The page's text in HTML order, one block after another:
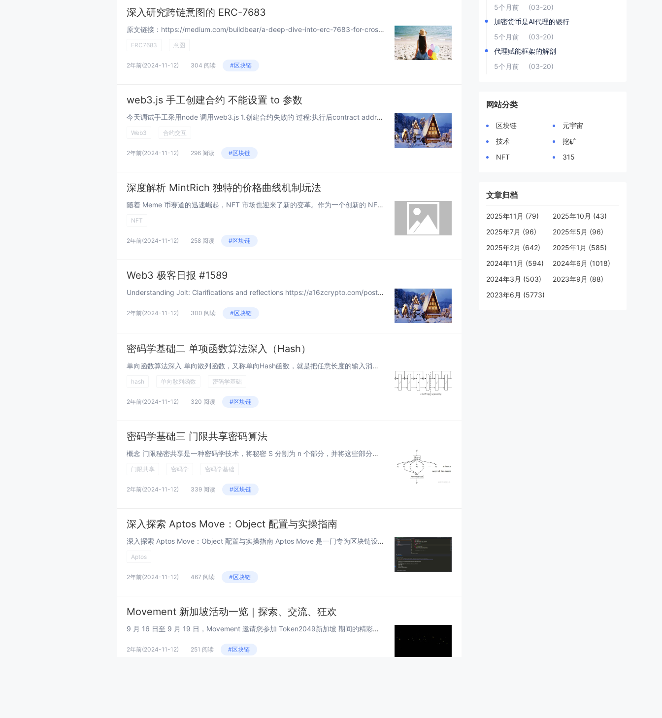
深入研究跨链意图的 ERC-7683
原文链接：https://medium.com/buildbear/a-deep-dive-into-erc-7683-for-cross-chain-intent-8368818e0f07 译者：AI翻译官，校对：翻译...
ERC7683 意图
2年前(2024-11-12) 304 阅读 #区块链
web3.js 手工创建合约 不能设置 to 参数
今天调试手工采用node 调用web3.js 1.创建合约失败的 过程:执行后contract address是null的代码: 1.1 下面的code 取值从remix里面拷贝byte code code = '0x60806040...
Web3 合约交互
2年前(2024-11-12) 296 阅读 #区块链
深度解析 MintRich 独特的价格曲线机制玩法
随着 Meme 币赛道的迅速崛起，NFT 市场也迎来了新的变革。作为一个创新的 NFT 发行平台，Mint.Rich 正掀起一场全民参与的 NFT 热潮。其简易的操作界面和独特的价格曲线设计，让任何人都能以极低的门槛发行和交易自己的 NFT...
NFT
2年前(2024-11-12) 258 阅读 #区块链
Web3 极客日报 #1589
Understanding Jolt: Clarifications and reflections https://a16zcrypto.com/posts/article/understanding-jolt-clarificatio...
2年前(2024-11-12) 300 阅读 #区块链
密码学基础二 单项函数算法深入（Hash）
单向函数算法深入 单向散列函数，又称单向Hash函数，就是把任意长度的输入消息串变化成固定长的输出串且由输出串难以得到输入串的一种函数。这个输出串称为该消息的散列值。 MD5 MD5 简介 是RSA数据安全公司开发的一种单向散列算法...
hash 单向散列函数 密码学基础
2年前(2024-11-12) 320 阅读 #区块链
密码学基础三 门限共享密码算法
概念 门限秘密共享是一种密码学技术，将秘密 S 分割为 n 个部分，并将这些部分分发给 n 个参与者。所谓门限，是在分割这些秘密的时候，设置一个大小位于 1 和 n 之间的 k 值，使得给定任意 k−1 个或更少的秘密份额，都不能...
门限共享 密码学 密码学基础
2年前(2024-11-12) 339 阅读 #区块链
深入探索 Aptos Move：Object 配置与实操指南
深入探索 Aptos Move：Object 配置与实操指南 Aptos Move 是一门专为区块链设计的编程语言，以其模块化与高效性著称。在 Move 生态系统中，Object 是一个核心概念，它为开发者提供了灵活的资源管理工具。本文章...
Aptos
2年前(2024-11-12) 467 阅读 #区块链
Movement 新加坡活动一览｜探索、交流、狂欢
9 月 16 日至 9 月 19 日，Movement 邀请您参加 Token2049新加坡 期间的精彩活动！ 深入了解 Movement，与创始人和生态项目面对面交流。 Movement 是一个创新的模块化框架，致力...
2年前(2024-11-12) 251 阅读 #区块链
5个月前
(03-20)
加密货币是AI代理的银行
5个月前
(03-20)
代理赋能框架的解剖
5个月前
(03-20)
网站分类
区块链
元宇宙
技术
挖矿
NFT
315
文章归档
2025年11月 (79)
2025年10月 (43)
2025年7月 (96)
2025年5月 (96)
2025年2月 (642)
2025年1月 (585)
2024年11月 (594)
2024年6月 (1018)
2024年3月 (503)
2023年9月 (88)
2023年6月 (5773)